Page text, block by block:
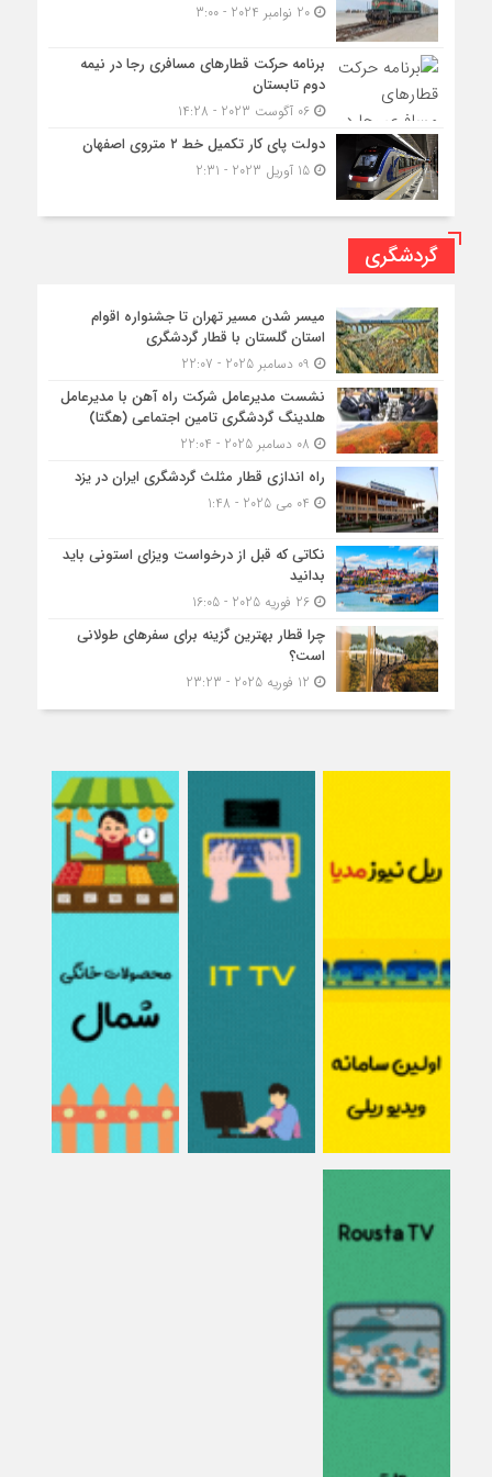
20 نوامبر 2024 - 3:00
برنامه حرکت قطارهای مسافری رجا در نیمه
دوم تابستان
06 آگوست 2023 - 14:28
دولت پای کار تکمیل خط ۲ متروی اصفهان
15 آوریل 2023 - 2:31
گردشگری
میسر شدن مسیر تهران تا جشنواره اقوام
استان گلستان با قطار گردشگری
نشست مدیرعامل شرکت راه آهن با مدیرعامل
هلدینگ گردشگری تامین اجتماعی (هگتا)
راه اندازی قطار مثلث گردشگری ایران در یزد
نکاتی که قبل از درخواست ویزای استونی باید
بدانید
26 فوریه 2025 - 16:05
چرا قطار بهترین گزینه برای سفرهای طولانی
است؟